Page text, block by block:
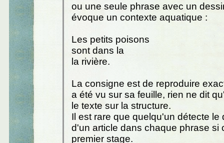
ou une seule phrase avec un
évoque un contexte aquatique :
Les petits poisons
sont dans la
la rivière.
La consigne est de reproduire
a été vu sur sa feuille, rien ne dit
le texte sur la structure.
Il est rare que quelqu'un détecte le
d'un article dans chaque phrase si
premier stage.